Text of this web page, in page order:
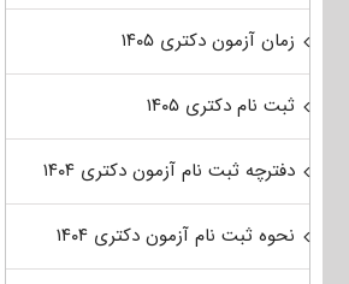
زمان آزمون دکتری ۱۴۰۵
ثبت نام دکتری ۱۴۰۵
دفترچه ثبت نام آزمون دکتری ۱۴۰۴
نحوه ثبت نام آزمون دکتری ۱۴۰۴